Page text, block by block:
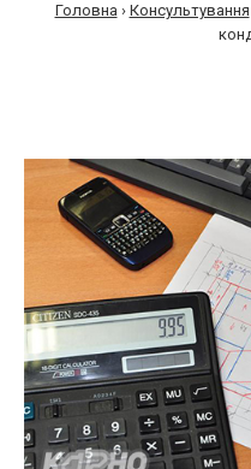
Головна › Консультування